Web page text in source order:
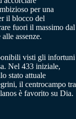
per una
il blocco del
fuori il massimo dal
assenze.
visti gli infortuni
Nel 433 iniziale,
stato attuale
il centrocampo tra
è favorito su Dia.